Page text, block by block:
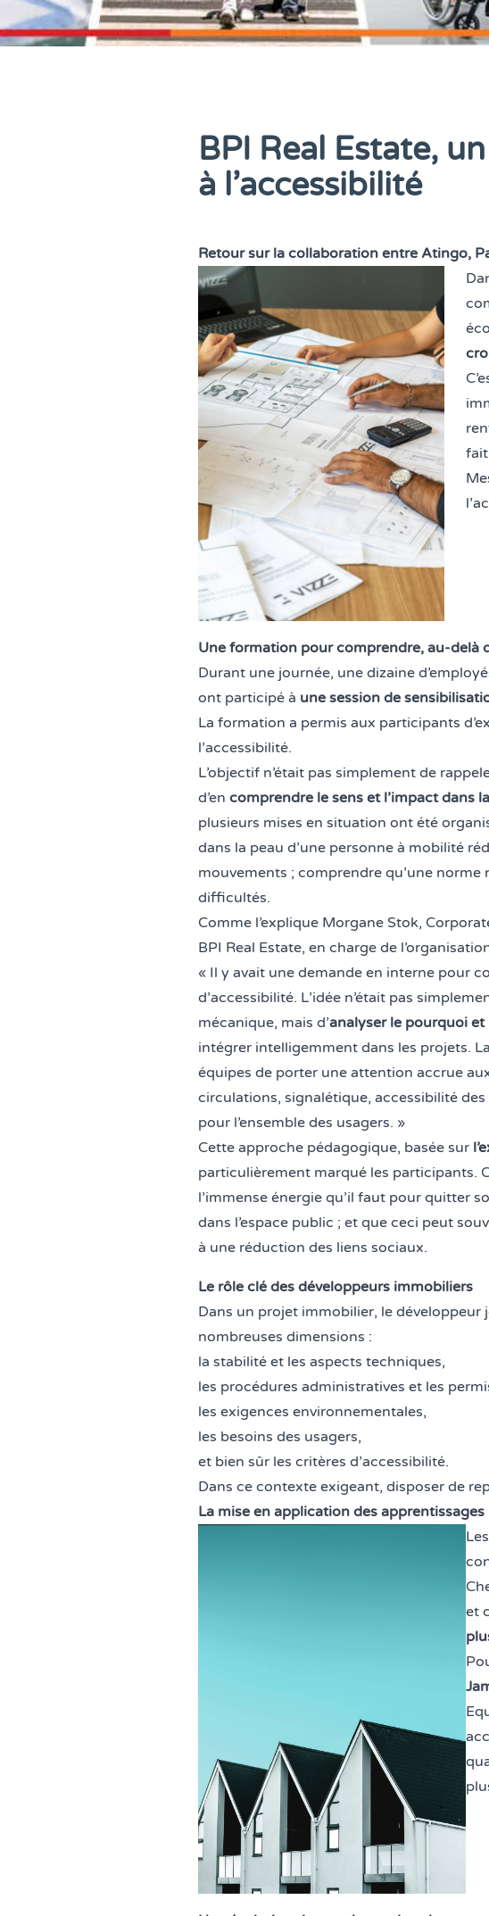
BPI Real Estate,
à l’accessibilité
Retour sur la collaboration entre Atingo,
fait
Une formation pour comprendre, au-delà
Durant une journée, une dizaine
ont participé à une session de
La formation a permis aux participants
l’accessibilité.
L’objectif n’était pas simplement de
d’en comprendre le sens et l’impact dans
plusieurs mises en situation ont été
dans la peau d’une personne à mobilité
mouvements ; comprendre qu’une norme
difficultés.
Comme l’explique Morgane Stok,
BPI Real Estate, en charge de
« Il y avait une demande en interne pour
d’accessibilité. L’idée n’était pas
mécanique, mais d’analyser le pourquoi
intégrer intelligemment dans les projets.
équipes de porter une attention accrue
circulations, signalétique, accessibilité des
pour l’ensemble des usagers. »
Cette approche pédagogique, basée sur
particulièrement marqué les participants.
l’immense énergie qu’il faut pour quitter
dans l’espace public ; et que ceci peut
à une réduction des liens sociaux.
Le rôle clé des développeurs immobiliers
Dans un projet immobilier, le développeur
nombreuses dimensions :
la stabilité et les aspects techniques,
les procédures administratives et les
les exigences environnementales,
les besoins des usagers,
et bien sûr les critères d’accessibilité.
Dans ce contexte exigeant, disposer de
La mise en application des apprentissages
et